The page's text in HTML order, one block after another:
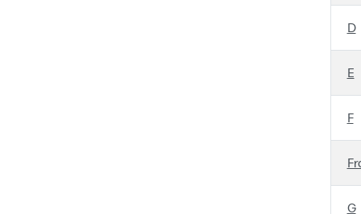
D
E
F
G